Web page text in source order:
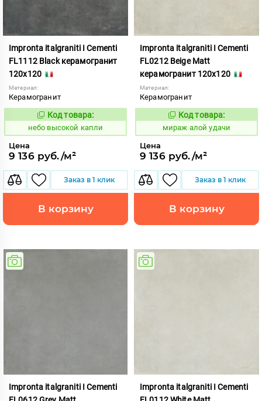
Impronta italgraniti I Cementi
FL1112 Black керамогранит
120x120
Материал:
Керамогранит
1111412
Код товара:
небо высокой капли
Цена
9 136 руб./м²
Заказ в 1 клик
В корзину
Impronta italgraniti I Cementi
FL0212 Beige Matt
керамогранит 120x120
Материал:
Керамогранит
984610
Код товара:
мираж алой удачи
Цена
9 136 руб./м²
Заказ в 1 клик
В корзину
Impronta italgraniti I Cementi
Impronta italgraniti I Cementi